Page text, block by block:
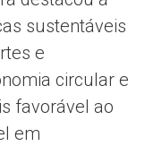
sustentáveis
e
circular e
favorável ao
em